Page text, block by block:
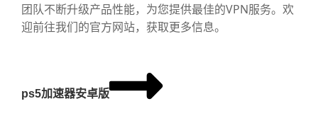
团队不断升级产品性能，为您提供最佳的VPN服务。欢
迎前往我们的官方网站，获取更多信息。
ps5加速器安卓版